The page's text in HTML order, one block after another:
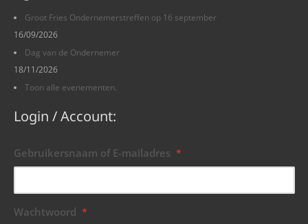
Groot Fries Ondernemerstreffen op 16 september
16/09/2026
Dag van de Ondernemer
18/11/2026
Toon alle evenementen.
Login / Account:
Gebruikersnaam of E-mailadres *
Wachtwoord *